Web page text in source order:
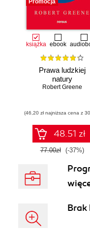
Promocja
książka ebook
Prawa ludzkiej
natury
Robert Greene
(46,20 zł najniższa cena z
48.51 zł
77.00zł (-37%)
Brak